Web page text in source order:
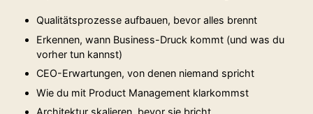
Qualitätsprozesse aufbauen, bevor alles brennt
Erkennen, wann Business-Druck kommt (und was du
vorher tun kannst)
CEO-Erwartungen, von denen niemand spricht
Wie du mit Product Management klarkommst
Architektur skalieren, bevor sie bricht